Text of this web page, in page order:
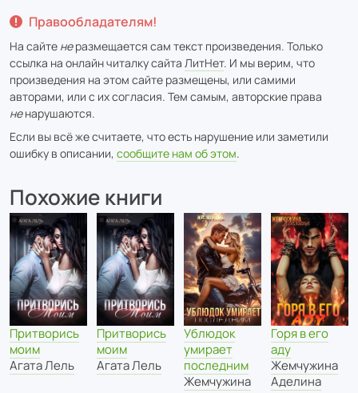
Правообладателям!
На сайте неразмещается сам текст произведения. Только
ссылка на онлайн читалку сайта ЛитНет. И мы верим, что
произведения на этом сайте размещены, или самими
авторами, или с их согласия. Тем самым, авторские права
ненарушаются.
Если вы всё же считаете, что есть нарушение или заметили
ошибку в описании, сообщите нам об этом.
Похожие книги
Притворись
моим
Агата Лель
Притворись
моим
Агата Лель
Ублюдок
умирает
последним
Жемчужина
Горя в его
аду
Жемчужина
Аделина